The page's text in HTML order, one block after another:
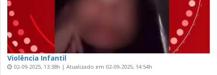
Violência Infantil
02-09-2025, 13:38h | Atualizado em 02-09-2025, 14:54h